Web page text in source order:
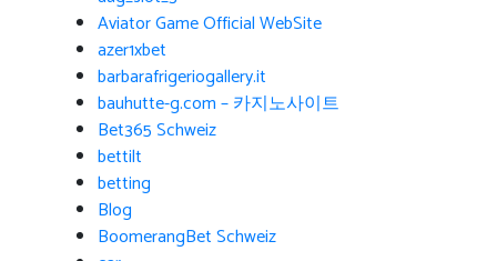
Aviator Game Official WebSite
azer1xbet
barbarafrigeriogallery.it
bauhutte-g.com – 카지노사이트
Bet365 Schweiz
bettilt
betting
Blog
BoomerangBet Schweiz